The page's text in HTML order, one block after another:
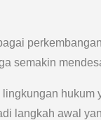
perkembangan
semakin
hukum
langkah awal